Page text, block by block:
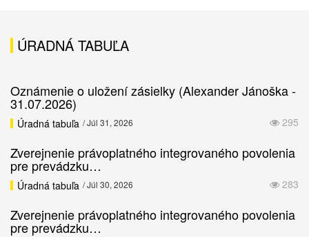
ÚRADNÁ TABUĽA
Oznámenie o uložení zásielky (Alexander Jánoška -
31.07.2026)
295
Úradná tabuľa / Júl 31, 2026
Zverejnenie právoplatného integrovaného povolenia
pre prevádzku…
283
Úradná tabuľa / Júl 30, 2026
Zverejnenie právoplatného integrovaného povolenia
pre prevádzku…